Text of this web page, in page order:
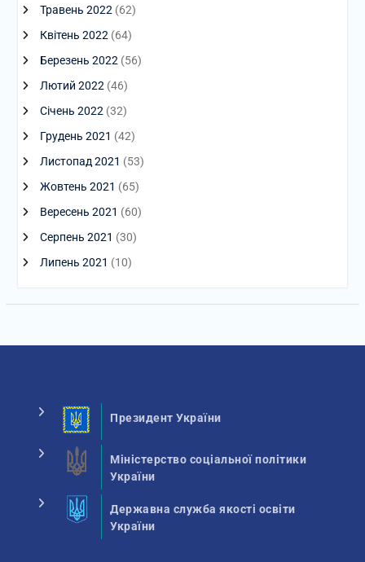
Травень 2022 (62)
Квітень 2022 (64)
Березень 2022 (56)
Лютий 2022 (46)
Січень 2022 (32)
Грудень 2021 (42)
Листопад 2021 (53)
Жовтень 2021 (65)
Вересень 2021 (60)
Серпень 2021 (30)
Липень 2021 (10)
Президент України
Міністерство соціальної політики
України
Державна служба якості освіти
України